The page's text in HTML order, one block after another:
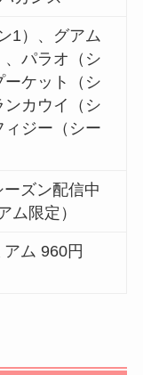
1）、グアム
、パラオ（シ
ーケット（シ
ンカウイ（シ
ィジー（シー
ズン配信中
ム限定）
ム 960円